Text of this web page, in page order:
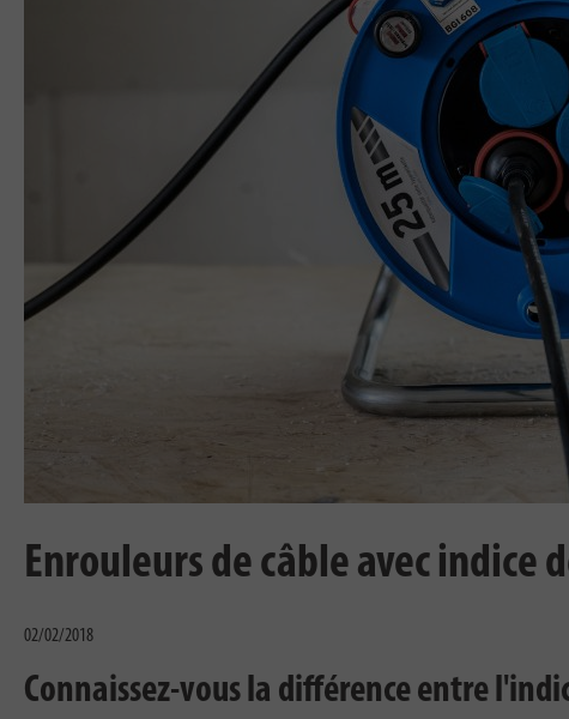
Enrouleurs de câble avec
02/02/2018
Connaissez-vous la différence entre